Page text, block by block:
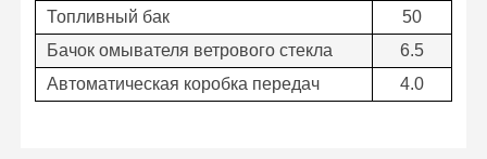
Топливный бак
50
Бачок омывателя ветрового стекла
6.5
Автоматическая коробка передач
4.0